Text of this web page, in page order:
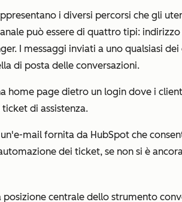
i diversi percorsi che gli
può essere di quattro tipi:
I messaggi inviati a uno qualsiasi
di posta delle conversazioni.
home page dietro un login dove i
di assistenza.
un'e-mail fornita da HubSpot che
dei ticket, se non si è
posizione centrale dello strumento